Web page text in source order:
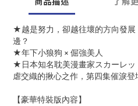
★越是努力，卻越往壞的方向發展
邊？
★年下小狼狗 × 倔強美人
★日本知名耽美漫畫家スカーレッ
虐交織的揪心之作，第四集催淚登
【豪華特裝版內容】